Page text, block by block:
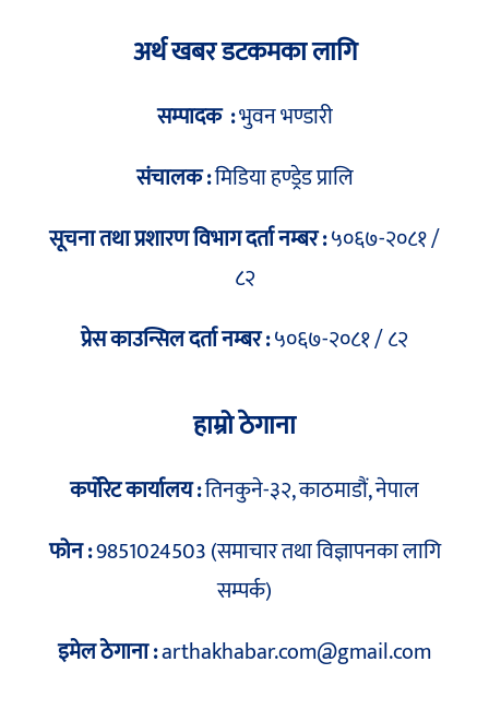
अर्थ खबर डटकमका लागि
सम्पादक :भुवन भण्डारी
संचालक :मिडिया हण्ड्रेड प्रालि
सूचना तथा प्रशारण विभाग दर्ता नम्बर :५०६७-२०८१ /
८२
प्रेस काउन्सिल दर्ता नम्बर :५०६७-२०८१ / ८२
हाम्रो ठेगाना
कर्पोरेट कार्यालय :तिनकुने-३२, काठमाडौं, नेपाल
फोन :9851024503 (समाचार तथा विज्ञापनका लागि
सम्पर्क)
इमेल ठेगाना :arthakhabar.com@gmail.com